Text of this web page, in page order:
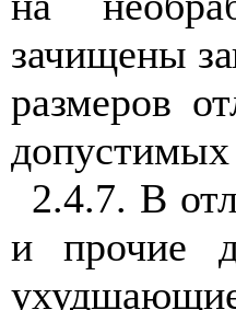
зачищены
размеров
допустимых
2.4.7. В
и прочие